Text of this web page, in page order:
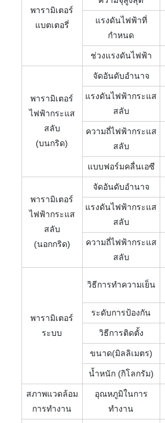
พารามิเตอร์
แบตเตอรี่
แรงดันไฟฟ้าที่
กำหนด
ช่วงแรงดันไฟฟ้า
พารามิเตอร์
ไฟฟ้ากระแส
สลับ
(บนกริด)
จัดอันดับอำนาจ
แรงดันไฟฟ้ากระแส
สลับ
ความถี่ไฟฟ้ากระแส
สลับ
แบบฟอร์มคลื่นเอซี
พารามิเตอร์
ไฟฟ้ากระแส
สลับ
(นอกกริด)
จัดอันดับอำนาจ
แรงดันไฟฟ้ากระแส
สลับ
ความถี่ไฟฟ้ากระแส
สลับ
พารามิเตอร์
ระบบ
วิธีการทำความเย็น
ระดับการป้องกัน
วิธีการติดตั้ง
ขนาด(มิลลิเมตร)
น้ำหนัก (กิโลกรัม)
สภาพแวดล้อม
การทำงาน
อุณหภูมิในการ
ทำงาน